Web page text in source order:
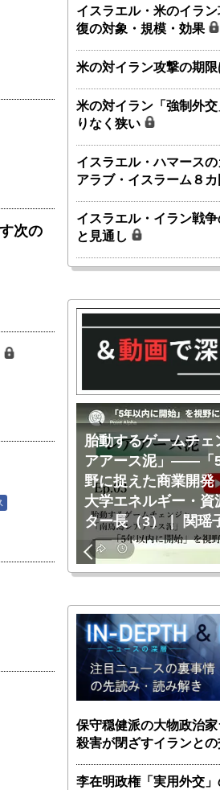
次の
イスラエル・米のイラ
復の対象・規模・効果
米の対イラン攻撃の期限
米の対イラン「強制外
りなく狭い
イスラエル・ハマース
アラブ・イスラーム８
イスラエル・イラン戦
と見通し
鳥島レ
新たな
センタ
胎動するゲームチ
アアース泥」――「
野に捉えた商業開
大学エネルギー・
ター長（3）｜ 関瑶
保守穏健派の大物政治
殺害が閉ざすイランと
李在明政権「実用外交